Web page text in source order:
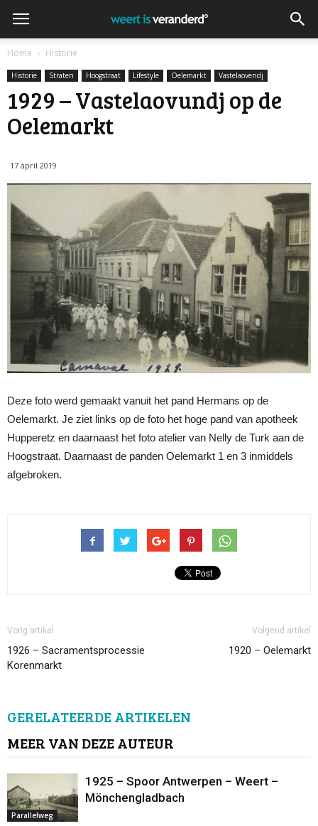
Home Historie
Historie Straten Hoogstraat Lifestyle Oelemarkt Vastelaovendj
1929 – Vastelaovundj op de
Oelemarkt
17 april 2019
Deze foto werd gemaakt vanuit het pand Hermans op de
Oelemarkt. Je ziet links op de foto het hoge pand van apotheek
Hupperetz en daarnaast het foto atelier van Nelly de Turk aan de
Hoogstraat. Daarnaast de panden Oelemarkt 1 en 3 inmiddels
afgebroken.
Vorig artikel
1926 – Sacramentsprocessie
Korenmarkt
Volgend artikel
1920 – Oelemarkt
GERELATEERDE ARTIKELEN
MEER VAN DEZE AUTEUR
Parallelweg
1925 – Spoor Antwerpen – Weert –
Mönchengladbach